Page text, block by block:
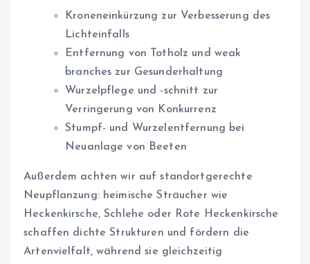
Kroneneinkürzung zur Verbesserung des
Lichteinfalls
Entfernung von Totholz und weak
branches zur Gesunderhaltung
Wurzelpflege und -schnitt zur
Verringerung von Konkurrenz
Stumpf- und Wurzelentfernung bei
Neuanlage von Beeten
Außerdem achten wir auf standortgerechte
Neupflanzung: heimische Sträucher wie
Heckenkirsche, Schlehe oder Rote Heckenkirsche
schaffen dichte Strukturen und fördern die
Artenvielfalt, während sie gleichzeitig